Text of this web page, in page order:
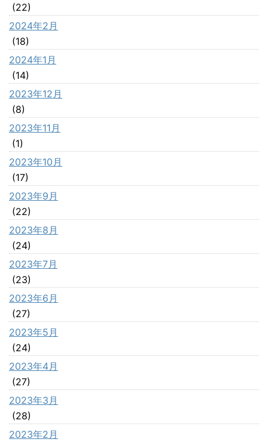
(22)
2024年2月
(18)
2024年1月
(14)
2023年12月
(8)
2023年11月
(1)
2023年10月
(17)
2023年9月
(22)
2023年8月
(24)
2023年7月
(23)
2023年6月
(27)
2023年5月
(24)
2023年4月
(27)
2023年3月
(28)
2023年2月